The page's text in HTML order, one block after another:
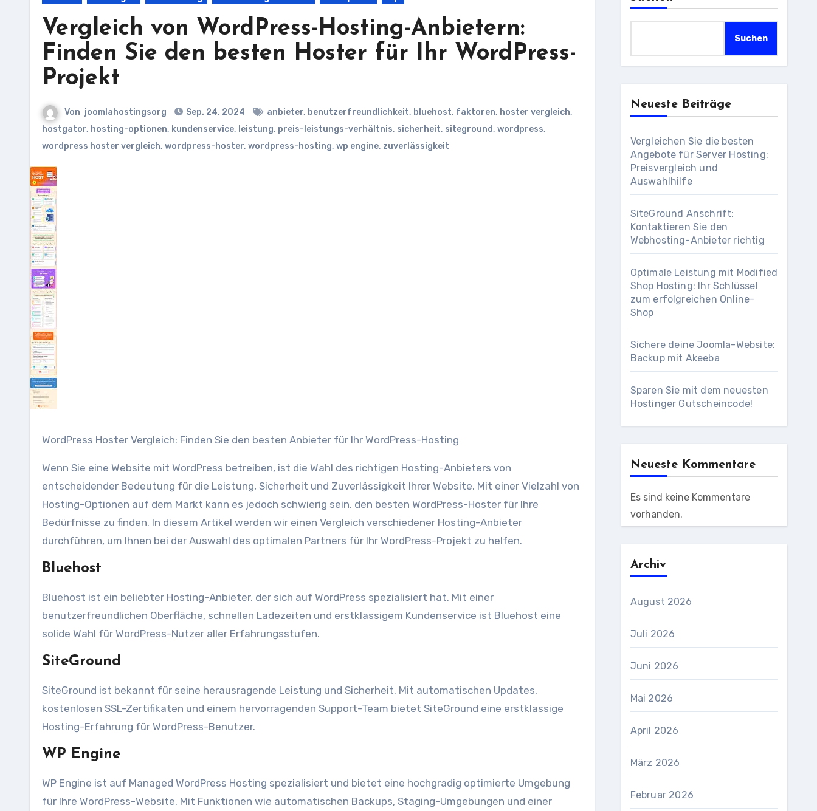
Vergleich von WordPress-Hosting-Anbietern:
Finden Sie den besten Hoster für Ihr WordPress-
Projekt
Von joomlahostingsorg Sep. 24, 2024 anbieter, benutzerfreundlichkeit, bluehost, faktoren, hoster vergleich,
hostgator, hosting-optionen, kundenservice, leistung, preis-leistungs-verhältnis, sicherheit, siteground, wordpress,
wordpress hoster vergleich, wordpress-hoster, wordpress-hosting, wp engine, zuverlässigkeit
WordPress Hoster Vergleich: Finden Sie den besten Anbieter für Ihr WordPress-Hosting
Wenn Sie eine Website mit WordPress betreiben, ist die Wahl des richtigen Hosting-Anbieters von
entscheidender Bedeutung für die Leistung, Sicherheit und Zuverlässigkeit Ihrer Website. Mit einer Vielzahl von
Hosting-Optionen auf dem Markt kann es jedoch schwierig sein, den besten WordPress-Hoster für Ihre
Bedürfnisse zu finden. In diesem Artikel werden wir einen Vergleich verschiedener Hosting-Anbieter
durchführen, um Ihnen bei der Auswahl des optimalen Partners für Ihr WordPress-Projekt zu helfen.
Bluehost
Bluehost ist ein beliebter Hosting-Anbieter, der sich auf WordPress spezialisiert hat. Mit einer
benutzerfreundlichen Oberfläche, schnellen Ladezeiten und erstklassigem Kundenservice ist Bluehost eine
solide Wahl für WordPress-Nutzer aller Erfahrungsstufen.
SiteGround
SiteGround ist bekannt für seine herausragende Leistung und Sicherheit. Mit automatischen Updates,
kostenlosen SSL-Zertifikaten und einem hervorragenden Support-Team bietet SiteGround eine erstklassige
Hosting-Erfahrung für WordPress-Benutzer.
WP Engine
WP Engine ist auf Managed WordPress Hosting spezialisiert und bietet eine hochgradig optimierte Umgebung
für Ihre WordPress-Website. Mit Funktionen wie automatischen Backups, Staging-Umgebungen und einer
Suchen
Neueste Beiträge
Vergleichen Sie die besten
Angebote für Server Hosting:
Preisvergleich und
Auswahlhilfe
SiteGround Anschrift:
Kontaktieren Sie den
Webhosting-Anbieter richtig
Optimale Leistung mit Modified
Shop Hosting: Ihr Schlüssel
zum erfolgreichen Online-
Shop
Sichere deine Joomla-Website:
Backup mit Akeeba
Sparen Sie mit dem neuesten
Hostinger Gutscheincode!
Neueste Kommentare
Es sind keine Kommentare
vorhanden.
Archiv
August 2026
Juli 2026
Juni 2026
Mai 2026
April 2026
März 2026
Februar 2026